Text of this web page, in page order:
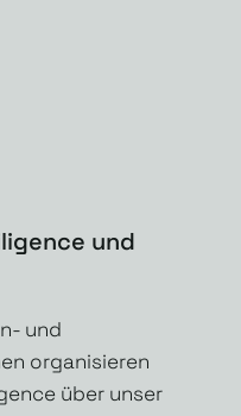
und
und
organisieren
über unser